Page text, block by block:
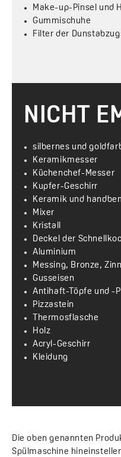
NICHT
silbernes und
Keramikmesser
Küchenchef-Messer
Kupfer-Geschirr
Keramik und
Mixer
Kristall
Deckel der
Aluminium
Messing, Bronze, Zinn
Gusseisen
Antihaft-Töpfe und -
Pizzastein
Thermosflasche
Holz
Acryl-Geschirr
Kleidung
Make-up-Pinsel und
Gummischuhe
Filter der
Die oben genannten
Spülmaschine